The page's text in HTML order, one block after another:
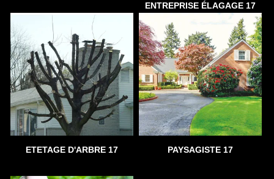
ENTREPRISE ÉLAGAGE 17
ETETAGE D'ARBRE 17 PAYSAGISTE 17